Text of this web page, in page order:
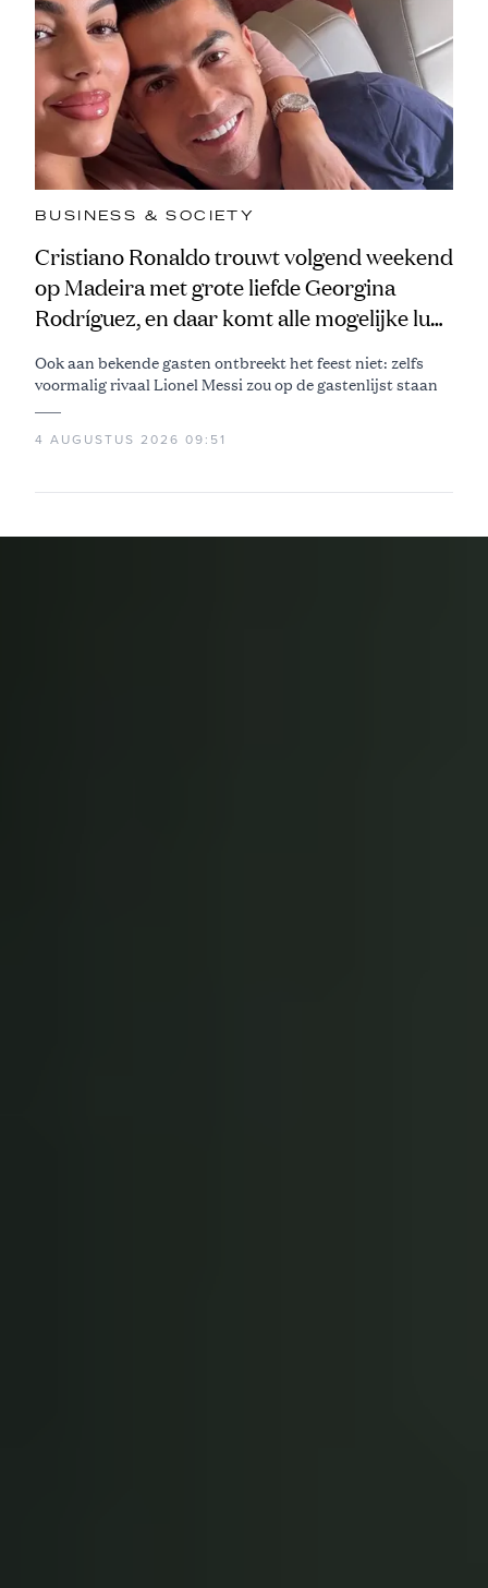
BUSINESS & SOCIETY
Cristiano Ronaldo trouwt volgend weekend
op Madeira met grote liefde Georgina
Rodríguez, en daar komt alle mogelijke luxe
Ook aan bekende gasten ontbreekt het feest niet: zelfs
voormalig rivaal Lionel Messi zou op de gastenlijst staan
4 AUGUSTUS 2026 09:51